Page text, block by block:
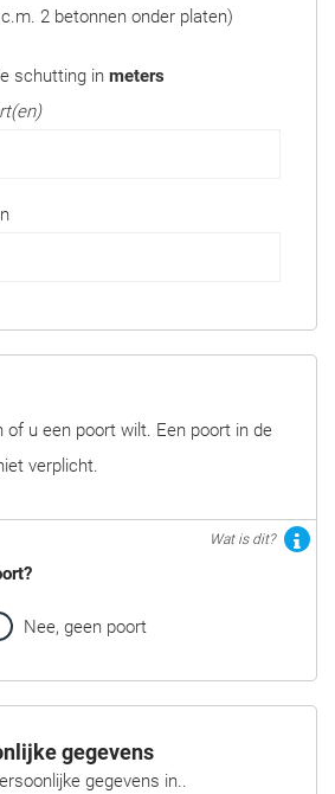
2 betonnen onder platen)
schutting in meters
of u een poort wilt. Een poort in de
verplicht.
Wat is dit?
Nee, geen poort
gegevens
gegevens in..